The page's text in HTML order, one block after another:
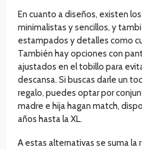
En cuanto a diseños, existen
minimalistas y sencillos, y
estampados y detalles como
También hay opciones con
ajustados en el tobillo para
descansa. Si buscas darle un
regalo, puedes optar por
madre e hija hagan match,
años hasta la XL.
A estas alternativas se suma la